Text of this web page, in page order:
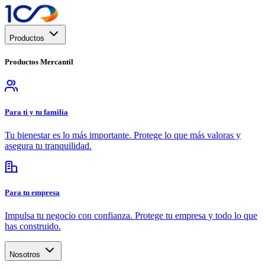
Productos
Productos Mercantil
Para ti y tu familia
Tu bienestar es lo más importante. Protege lo que más valoras y
asegura tu tranquilidad.
Para tu empresa
Impulsa tu negocio con confianza. Protege tu empresa y todo lo que
has construido.
Nosotros